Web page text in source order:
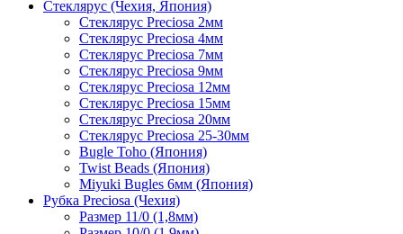
Стеклярус (Чехия, Япония)
Стеклярус Preciosa 2мм
Стеклярус Preciosa 4мм
Стеклярус Preciosa 7мм
Стеклярус Preciosa 9мм
Стеклярус Preciosa 12мм
Стеклярус Preciosa 15мм
Стеклярус Preciosa 20мм
Стеклярус Preciosa 25-30мм
Bugle Toho (Япония)
Twist Beads (Япония)
Miyuki Bugles 6мм (Япония)
Рубка Preciosa (Чехия)
Размер 11/0 (1,8мм)